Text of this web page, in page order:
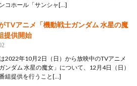
コホール「サンシャ[…]
TVアニメ「機動戦士ガンダム 水星の魔
提供開始
2022年10月2日（日）から放映中のTVアニメ
ンダム 水星の魔女」について、12月4日（日）
組提供を行うこと[…]